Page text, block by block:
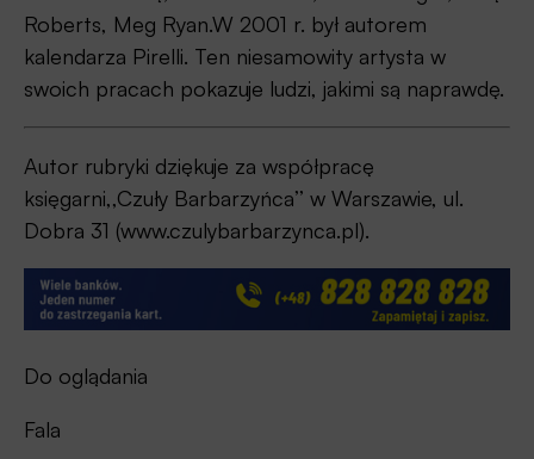
Roberts, Meg Ryan.W 2001 r. był autorem
kalendarza Pirelli. Ten niesamowity artysta w
swoich pracach pokazuje ludzi, jakimi są naprawdę.
Autor rubryki dziękuje za współpracę
księgarni,,Czuły Barbarzyńca’’ w Warszawie, ul.
Dobra 31 (www.czulybarbarzynca.pl).
Do oglądania
Fala